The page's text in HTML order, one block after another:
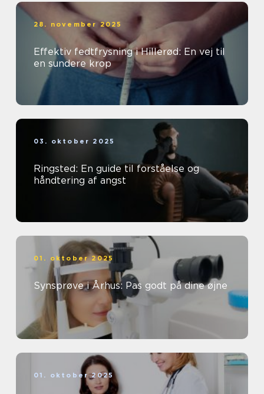
28. november 2025
Effektiv fedtfrysning i Hillerød: En vej til
en sundere krop
03. oktober 2025
Ringsted: En guide til forståelse og
håndtering af angst
01. oktober 2025
Synsprøve i Århus: Pas godt på dine øjne
01. oktober 2025